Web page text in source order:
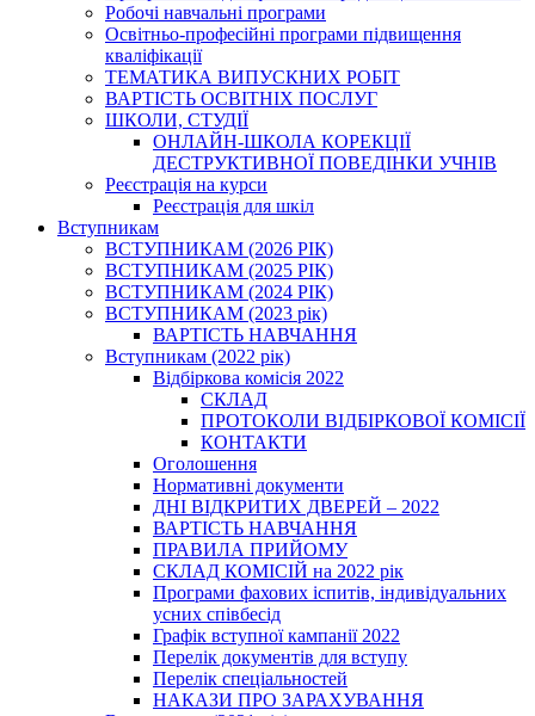
Робочі навчальні програми
Освітньо-професійні програми підвищення
кваліфікації
ТЕМАТИКА ВИПУСКНИХ РОБІТ
ВАРТІСТЬ ОСВІТНІХ ПОСЛУГ
ШКОЛИ, СТУДІЇ
ОНЛАЙН-ШКОЛА КОРЕКЦІЇ
ДЕСТРУКТИВНОЇ ПОВЕДІНКИ УЧНІВ
Реєстрація на курси
Реєстрація для шкіл
Вступникам
ВСТУПНИКАМ (2026 РІК)
ВСТУПНИКАМ (2025 РІК)
ВСТУПНИКАМ (2024 РІК)
ВСТУПНИКАМ (2023 рік)
ВАРТІСТЬ НАВЧАННЯ
Вступникам (2022 рік)
Відбіркова комісія 2022
СКЛАД
ПРОТОКОЛИ ВІДБІРКОВОЇ КОМІСІЇ
КОНТАКТИ
Оголошення
Нормативні документи
ДНІ ВІДКРИТИХ ДВЕРЕЙ – 2022
ВАРТІСТЬ НАВЧАННЯ
ПРАВИЛА ПРИЙОМУ
СКЛАД КОМІСІЙ на 2022 рік
Програми фахових іспитів, індивідуальних
усних співбесід
Графік вступної кампанії 2022
Перелік документів для вступу
Перелік спеціальностей
НАКАЗИ ПРО ЗАРАХУВАННЯ